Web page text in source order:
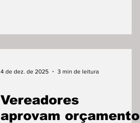
4 de dez. de 2025 3 min de leitura
Vereadores
aprovam orçamento